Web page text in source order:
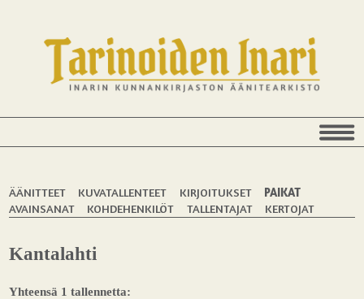
ÄÄNITTEET KUVATALLENTEET KIRJOITUKSET
PAIKAT
AVAINSANAT
KOHDEHENKILÖT TALLENTAJAT KERTOJAT
Kantalahti
Yhteensä 1 tallennetta: